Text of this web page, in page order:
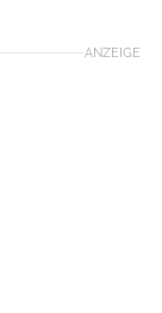
ANZEIGE